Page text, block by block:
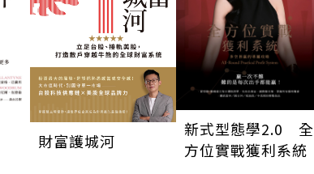
財富護城河
新式型態學2.0 全
方位實戰獲利系統